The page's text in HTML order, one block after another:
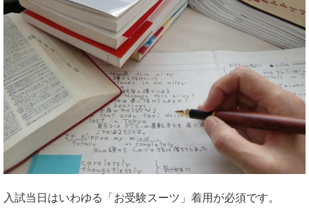
入試当日はいわゆる「お受験スーツ」着用が必須です。